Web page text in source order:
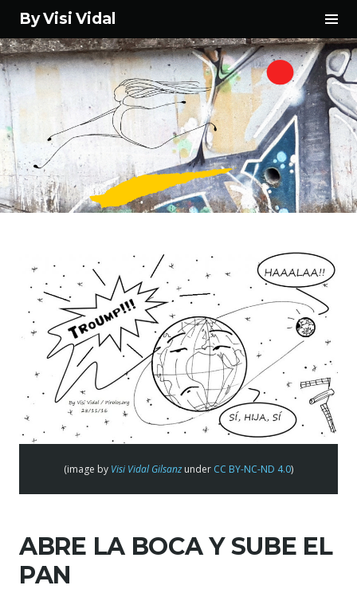
By Visi Vidal
(image by Visi Vidal Gilsanzunder CC BY-NC-ND 4.0)
ABRE LA BOCA Y SUBE EL
PAN